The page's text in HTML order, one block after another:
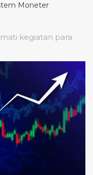
Moneter
kegiatan para